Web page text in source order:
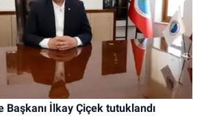
Başkanı İlkay Çiçek tutuklandı